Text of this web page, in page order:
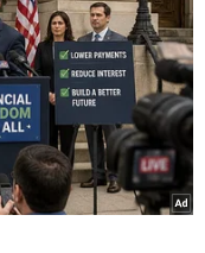
Tuấn Anh/TTXVN)